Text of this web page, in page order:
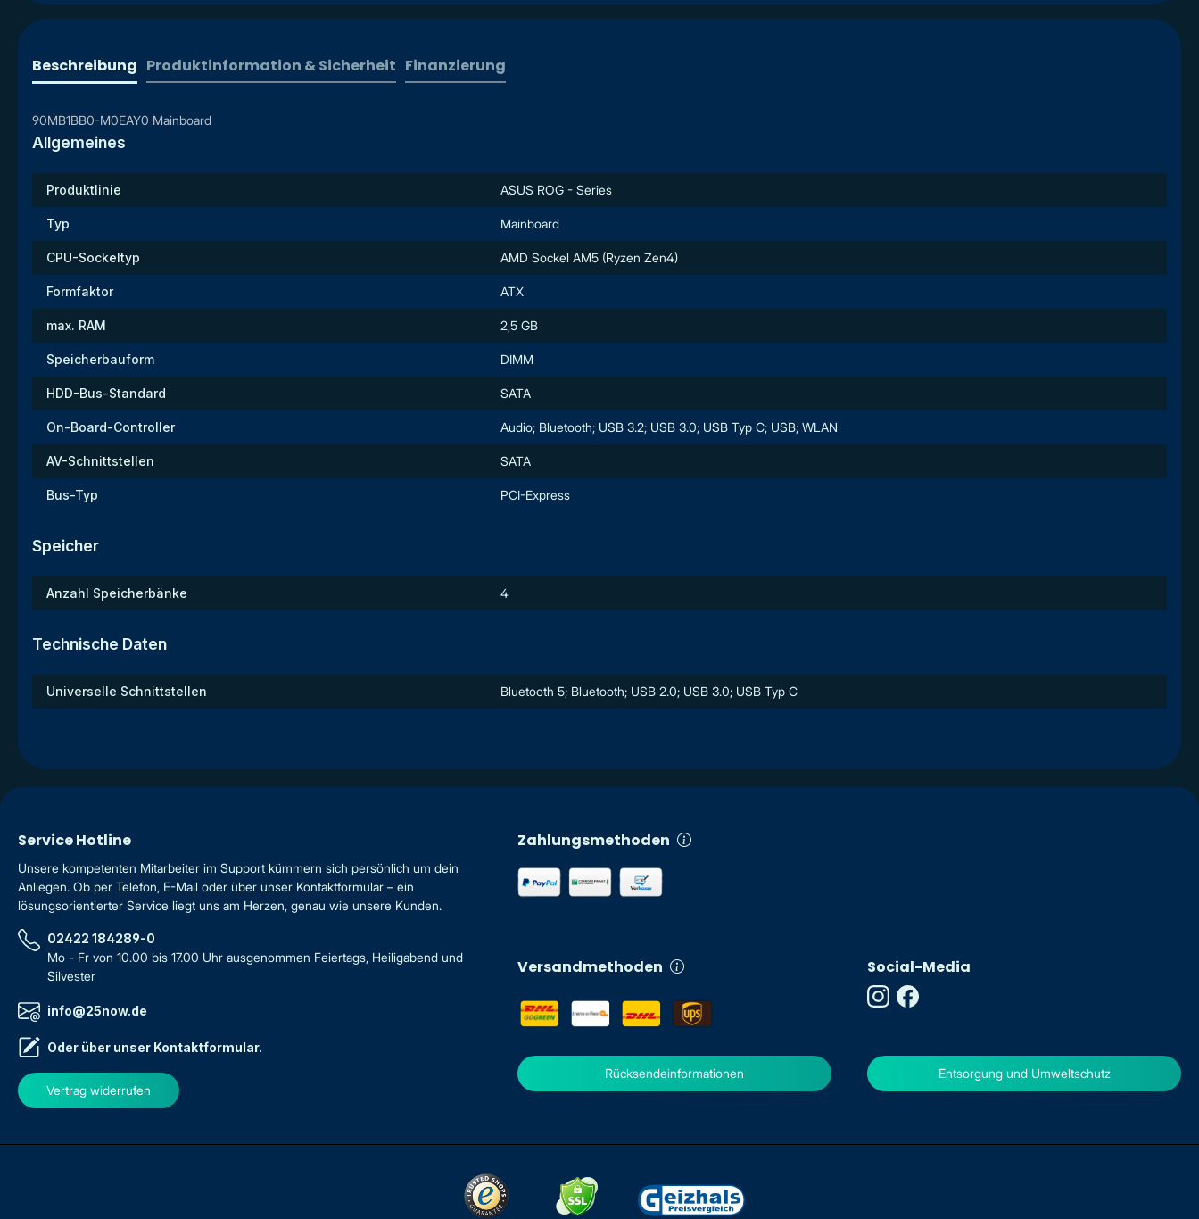
Beschreibung Produktinformation & Sicherheit Finanzierung
90MB1BB0-M0EAY0 Mainboard
Allgemeines
Produktlinie ASUS ROG - Series
Typ Mainboard
CPU-Sockeltyp AMD Sockel AM5 (Ryzen Zen4)
Formfaktor ATX
max. RAM 2,5 GB
Speicherbauform DIMM
HDD-Bus-Standard SATA
On-Board-Controller Audio; Bluetooth; USB 3.2; USB 3.0; USB Typ C; USB; WLAN
AV-Schnittstellen SATA
Bus-Typ PCI-Express
Speicher
Anzahl Speicherbänke 4
Technische Daten
Universelle Schnittstellen Bluetooth 5; Bluetooth; USB 2.0; USB 3.0; USB Typ C
Service Hotline
Unsere kompetenten Mitarbeiter im Support kümmern sich persönlich um dein
Anliegen. Ob per Telefon, E-Mail oder über unser Kontaktformular – ein
lösungsorientierter Service liegt uns am Herzen, genau wie unsere Kunden.
02422 184289-0
Mo - Fr von 10.00 bis 17.00 Uhr ausgenommen Feiertags, Heiligabend und
Silvester
info@25now.de
Oder über unser Kontaktformular.
Vertrag widerrufen
Zahlungsmethoden
Versandmethoden
Rücksendeinformationen Entsorgung und Umweltschutz
Social-Media